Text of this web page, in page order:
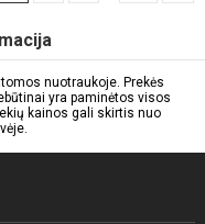
nuotraukoje. Prekės
yra paminėtos visos
kainos gali skirtis nuo